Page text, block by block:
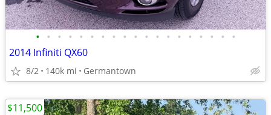
• • • • • • • • • • • • • • • • • • •
2014 Infiniti QX60
8/2 140k mi Germantown
$11,500